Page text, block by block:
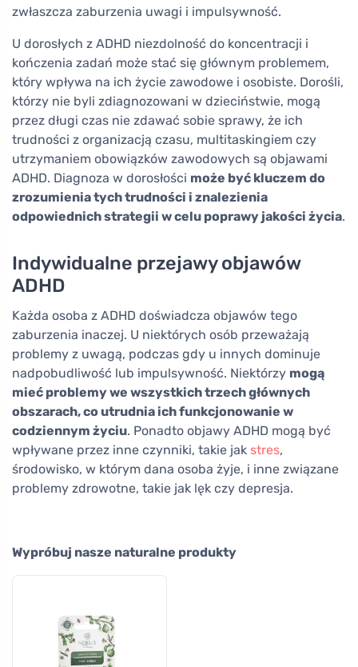
zwłaszcza zaburzenia uwagi i impulsywność.
U dorosłych z ADHD niezdolność do koncentracji i
kończenia zadań może stać się głównym problemem,
który wpływa na ich życie zawodowe i osobiste. Dorośli,
którzy nie byli zdiagnozowani w dzieciństwie, mogą
przez długi czas nie zdawać sobie sprawy, że ich
trudności z organizacją czasu, multitaskingiem czy
utrzymaniem obowiązków zawodowych są objawami
ADHD. Diagnoza w dorosłości może być kluczem do
zrozumienia tych trudności i znalezienia
odpowiednich strategii w celu poprawy jakości życia.
Indywidualne przejawy objawów
ADHD
Każda osoba z ADHD doświadcza objawów tego
zaburzenia inaczej. U niektórych osób przeważają
problemy z uwagą, podczas gdy u innych dominuje
nadpobudliwość lub impulsywność. Niektórzy mogą
mieć problemy we wszystkich trzech głównych
obszarach, co utrudnia ich funkcjonowanie w
codziennym życiu. Ponadto objawy ADHD mogą być
wpływane przez inne czynniki, takie jak stres,
środowisko, w którym dana osoba żyje, i inne związane
problemy zdrowotne, takie jak lęk czy depresja.
Wypróbuj nasze naturalne produkty